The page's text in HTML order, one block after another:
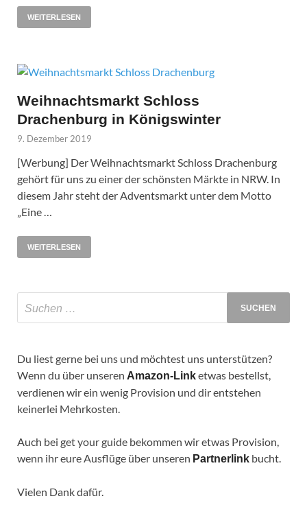
WEITERLESEN
Weihnachtsmarkt Schloss
Drachenburg in Königswinter
9. Dezember 2019
[Werbung] Der Weihnachtsmarkt Schloss Drachenburg
gehört für uns zu einer der schönsten Märkte in NRW. In
diesem Jahr steht der Adventsmarkt unter dem Motto
„Eine …
WEITERLESEN
Du liest gerne bei uns und möchtest uns unterstützen?
Wenn du über unseren Amazon-Linketwas bestellst,
verdienen wir ein wenig Provision und dir entstehen
keinerlei Mehrkosten.
Auch bei get your guide bekommen wir etwas Provision,
wenn ihr eure Ausflüge über unseren Partnerlink bucht.
Vielen Dank dafür.